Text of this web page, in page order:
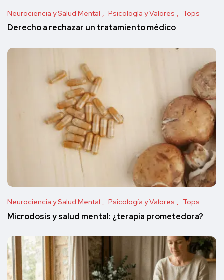
Neurociencia y Salud Mental Psicología y Valores Tops
Derecho a rechazar un tratamiento médico
Neurociencia y Salud Mental Psicología y Valores Tops
Microdosis y salud mental: ¿terapia prometedora?